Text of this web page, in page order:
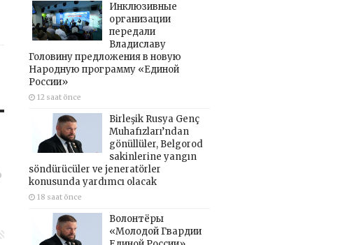
Инклюзивные
организации
передали
Владиславу
Головину предложения в новую
Народную программу «Единой
России»
12 saat önce
Birleşik Rusya Genç
Muhafızları’ndan
gönüllüler, Belgorod
sakinlerine yangın
söndürücüler ve jeneratörler
konusunda yardımcı olacak
18 saat önce
Волонтёры
«Молодой Гвардии